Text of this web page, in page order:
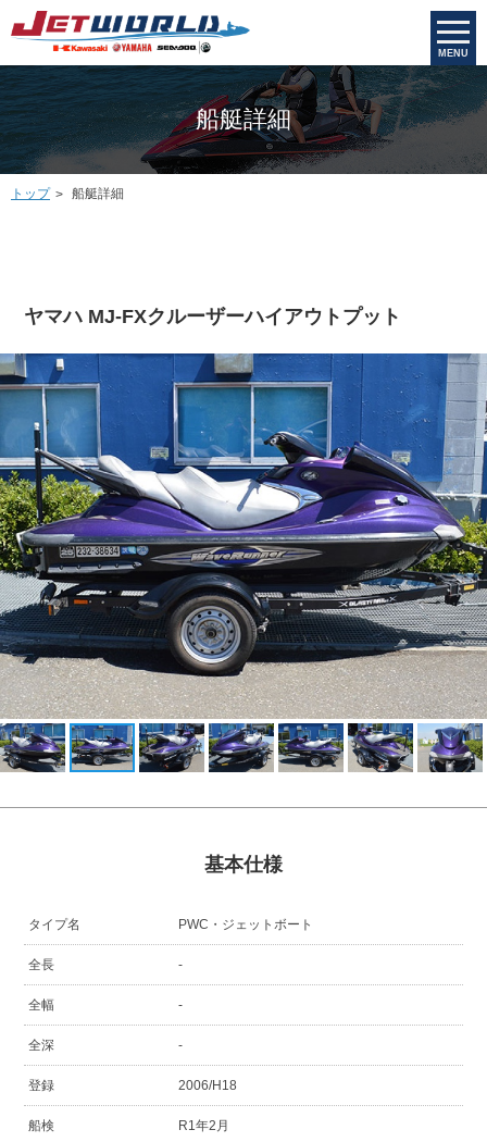
MENU
船艇詳細
トップ 船艇詳細
ヤマハ MJ-FXクルーザーハイアウトプット
基本仕様
タイプ名 PWC・ジェットボート
全長 -
全幅 -
全深 -
登録 2006/H18
船検 R1年2月